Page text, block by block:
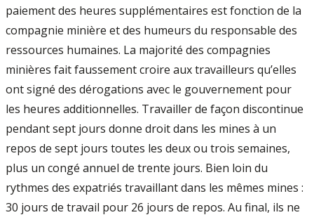
paiement des heures supplémentaires est fonction de la
compagnie minière et des humeurs du responsable des
ressources humaines. La majorité des compagnies
minières fait faussement croire aux travailleurs qu’elles
ont signé des dérogations avec le gouvernement pour
les heures additionnelles. Travailler de façon discontinue
pendant sept jours donne droit dans les mines à un
repos de sept jours toutes les deux ou trois semaines,
plus un congé annuel de trente jours. Bien loin du
rythmes des expatriés travaillant dans les mêmes mines :
30 jours de travail pour 26 jours de repos. Au final, ils ne